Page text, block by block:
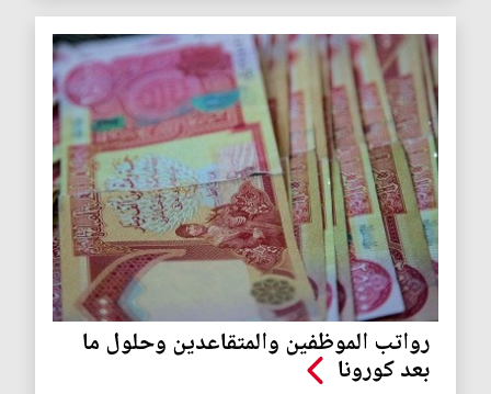
رواتب الموظفين والمتقاعدين وحلول ما
بعد كورونا